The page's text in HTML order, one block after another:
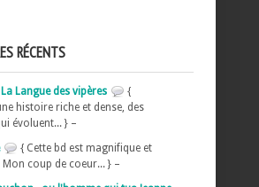
RÉCENTS
La Langue des vipères
{
histoire riche et dense, des
évoluent... } –
{ Cette bd est magnifique et
coup de coeur... } –